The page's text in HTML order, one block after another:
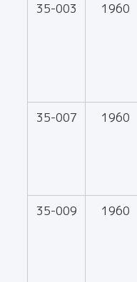
35-003 1960
35-007 1960
35-009 1960